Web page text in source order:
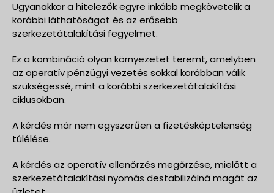
Ugyanakkor a hitelezők egyre inkább megkövetelik a
korábbi láthatóságot és az erősebb
szerkezetátalakítási fegyelmet.
Ez a kombináció olyan környezetet teremt, amelyben
az operatív pénzügyi vezetés sokkal korábban válik
szükségessé, mint a korábbi szerkezetátalakítási
ciklusokban.
A kérdés már nem egyszerűen a fizetésképtelenség
túlélése.
A kérdés az operatív ellenőrzés megőrzése, mielőtt a
szerkezetátalakítási nyomás destabilizálná magát az